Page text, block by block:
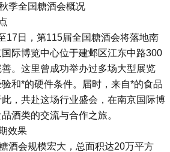
季全国糖酒会概况
17日，第115届全国糖酒会将落地南
际博览中心位于建邺区江东中路300
。这里曾成功举办过多场大型展览
和*的硬件条件。届时，来自*的食品
，共赴这场行业盛会，在南京国际博
酒类的交流与合作之旅。
效果
酒会规模宏大，总面积达20万平方